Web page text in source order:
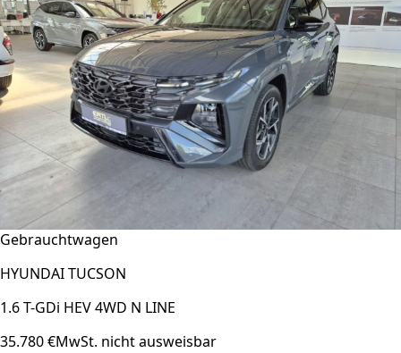
Gebrauchtwagen
HYUNDAI TUCSON
1.6 T-GDi HEV 4WD N LINE
35.780 €MwSt. nicht ausweisbar